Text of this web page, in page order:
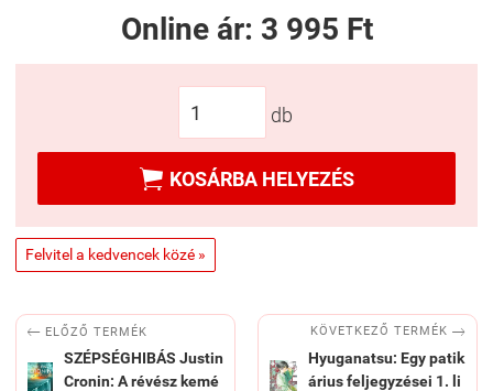
Online ár: 3 995 Ft
db
 KOSÁRBA HELYEZÉS
Felvitel a kedvencek közé »
 ELŐZŐ TERMÉK
SZÉPSÉGHIBÁS Justin
Cronin: A révész kemé
KÖVETKEZŐ TERMÉK 
Hyuganatsu: Egy patik
árius feljegyzései 1. li